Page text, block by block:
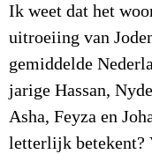
Ik weet dat het
uitroeiing van
gemiddelde
jarige Hassan,
Asha, Feyza en
letterlijk betekent?